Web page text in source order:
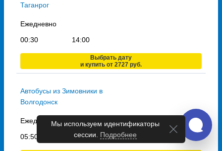
Таганрог
Ежедневно
00:30
14:00
Выбрать дату
и купить от 2727 руб.
Автобусы из Зимовники в
Волгодонск
Ежедневно
05:50
19:00
Мы используем идентификаторы
сессии. Подробнее